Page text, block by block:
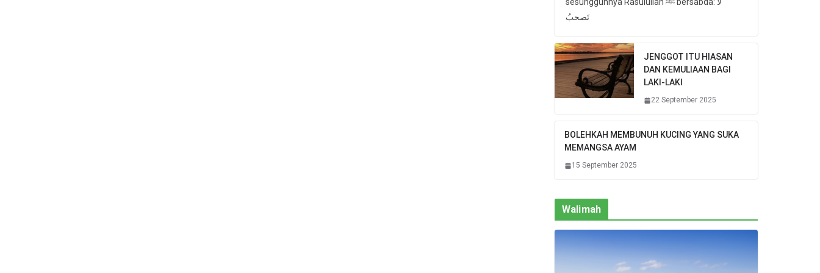
sesungguhnya Rasulullah ﷺ bersabda: لا
تَصحبُ
JENGGOT ITU HIASAN
DAN KEMULIAAN BAGI
LAKI-LAKI
22 September 2025
BOLEHKAH MEMBUNUH KUCING YANG SUKA
MEMANGSA AYAM
15 September 2025
Walimah